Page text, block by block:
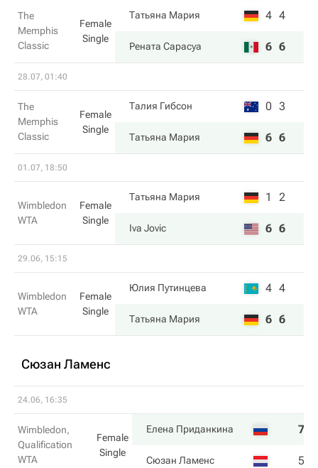
The
Memphis
Classic
Female
Single
Татьяна Мария 4 4
Рената Сарасуа 6 6
28.07, 01:40
The
Memphis
Classic
Female
Single
Талия Гибсон 0 3
Татьяна Мария 6 6
01.07, 18:50
Wimbledon
WTA
Female
Single
Татьяна Мария 1 2
Iva Jovic 6 6
29.06, 15:15
Wimbledon
WTA
Female
Single
Юлия Путинцева 4 4
Татьяна Мария 6 6
Сюзан Ламенс
24.06, 16:35
Wimbledon,
Qualification
WTA
Female
Single
Елена Приданкина 7
Сюзан Ламенс 5